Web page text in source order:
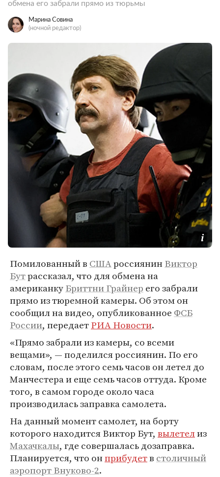
обмена его забрали прямо из тюрьмы
Марина Совина
(ночной редактор)
Помилованный в СШАроссиянинВиктор
Бутрассказал, что для обмена на
американкуБриттни Грайнер его забрали
прямо из тюремной камеры. Об этом он
сообщил на видео, опубликованное ФСБ
России, передаетРИА Новости.
«Прямо забрали из камеры, со всеми
вещами», — поделился россиянин. По его
словам, после этого семь часов он летел до
Манчестера и еще семь часов оттуда. Кроме
того, в самом городе около часа
производилась заправка самолета.
На данный момент самолет, на борту
которого находится Виктор Бут, вылетелиз
Махачкалы, где совершалась дозаправка.
Планируется, что онприбудетв столичный
аэропорт Внуково-2.